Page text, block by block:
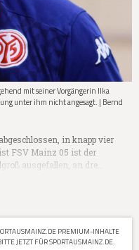
mit seiner Vorgängerin Ilka
unter ihm nicht angesagt. | Bernd
in knapp vier
FSV Mainz 05 ist der
ausgefallen, an dre…
PREMIUM-INHALTE
JETZT FÜR SPORTAUSMAINZ.DE.